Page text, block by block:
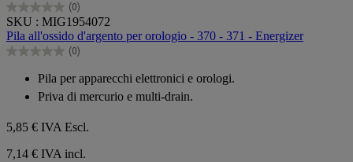
(0)
0.0
su
5
stelle.
SKU : MIG1954072
Pila all'ossido d'argento per orologio - 370 - 371 - Energizer
(0)
0.0
stelle.
Pila per apparecchi elettronici e orologi.
Priva di mercurio e multi-drain.
5,85 € IVA Escl.
7,14 € IVA incl.